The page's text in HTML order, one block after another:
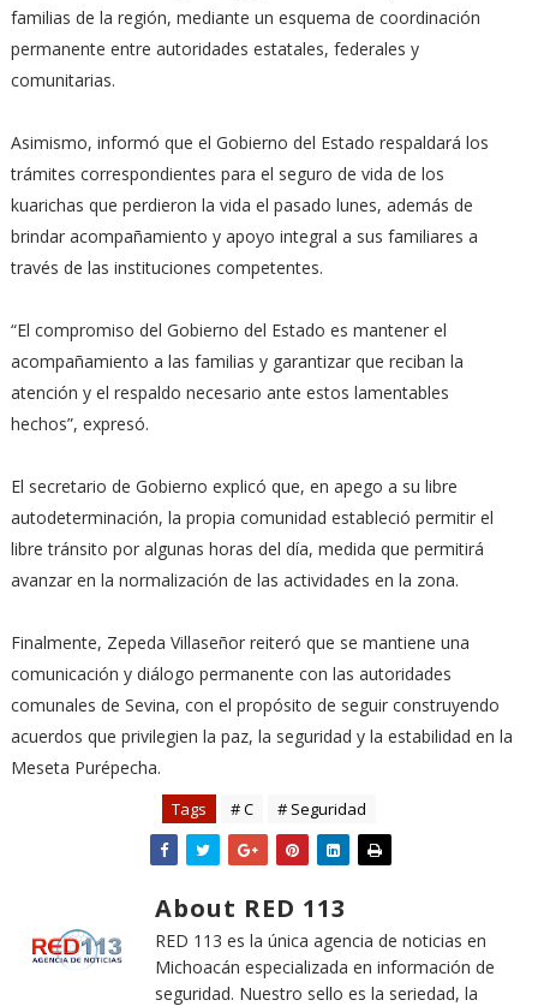
familias de la región, mediante un esquema de coordinación
permanente entre autoridades estatales, federales y
comunitarias.
Asimismo, informó que el Gobierno del Estado respaldará los
trámites correspondientes para el seguro de vida de los
kuarichas que perdieron la vida el pasado lunes, además de
brindar acompañamiento y apoyo integral a sus familiares a
través de las instituciones competentes.
“El compromiso del Gobierno del Estado es mantener el
acompañamiento a las familias y garantizar que reciban la
atención y el respaldo necesario ante estos lamentables
hechos”, expresó.
El secretario de Gobierno explicó que, en apego a su libre
autodeterminación, la propia comunidad estableció permitir el
libre tránsito por algunas horas del día, medida que permitirá
avanzar en la normalización de las actividades en la zona.
Finalmente, Zepeda Villaseñor reiteró que se mantiene una
comunicación y diálogo permanente con las autoridades
comunales de Sevina, con el propósito de seguir construyendo
acuerdos que privilegien la paz, la seguridad y la estabilidad en la
Meseta Purépecha.
Tags # C # Seguridad
About RED 113
RED 113 es la única agencia de noticias en
Michoacán especializada en información de
seguridad. Nuestro sello es la seriedad, la